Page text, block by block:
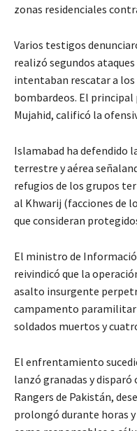
zonas residenciales
Varios testigos
realizó segundos
intentaban rescatar a
bombardeos. El
Mujahid, calificó la
Islamabad ha defendido
terrestre y aérea
refugios de los grupos
al Khwarij (facciones de
que consideran
El ministro de
reivindicó que la
asalto insurgente
campamento paramilitar
soldados muertos y
El enfrentamiento
lanzó granadas y
Rangers de Pakistán,
prolongó durante horas